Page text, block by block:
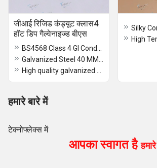
जीआई रिजिड कंड्यूट क्लास4
हॉट डिप गैल्वेनाइज्ड बीएस
हमारे बारे में
टेक्नोफ्लेक्स में
आपका स्वागत हैहमारे